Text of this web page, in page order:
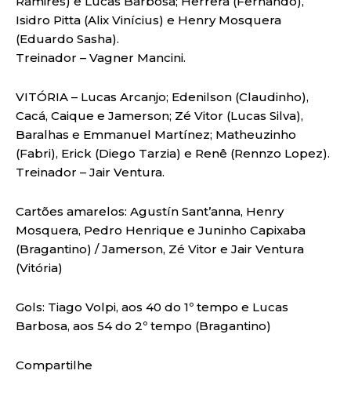
Isidro Pitta (Alix Vinícius) e Henry Mosquera
(Eduardo Sasha).
Treinador – Vagner Mancini.
VITÓRIA – Lucas Arcanjo; Edenilson (Claudinho),
Cacá, Caique e Jamerson; Zé Vitor (Lucas Silva),
Baralhas e Emmanuel Martínez; Matheuzinho
(Fabri), Erick (Diego Tarzia) e Renê (Rennzo Lopez).
Treinador – Jair Ventura.
Cartões amarelos: Agustín Sant’anna, Henry
Mosquera, Pedro Henrique e Juninho Capixaba
(Bragantino) / Jamerson, Zé Vitor e Jair Ventura
(Vitória)
Gols: Tiago Volpi, aos 40 do 1º tempo e Lucas
Barbosa, aos 54 do 2º tempo (Bragantino)
Compartilhe